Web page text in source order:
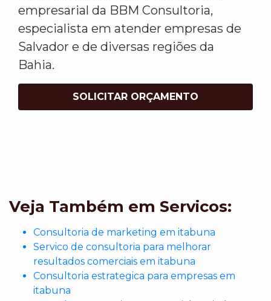
empresarial da BBM Consultoria,
especialista em atender empresas de
Salvador e de diversas regiões da
Bahia.
SOLICITAR ORÇAMENTO
Veja Também em Servicos:
Consultoria de marketing em itabuna
Servico de consultoria para melhorar
resultados comerciais em itabuna
Consultoria estrategica para empresas em
itabuna